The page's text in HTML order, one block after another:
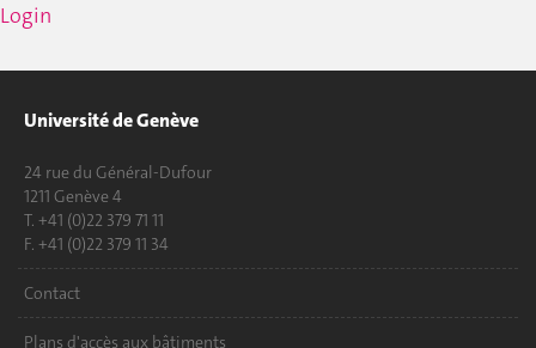
Login
Université de Genève
24 rue du Général-Dufour
1211 Genève 4
T. +41 (0)22 379 71 11
F. +41 (0)22 379 11 34
Contact
Plans d'accès aux bâtiments